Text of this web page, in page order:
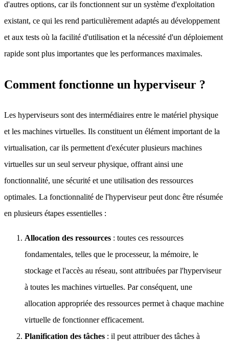
d'autres options, car ils fonctionnent sur un système d'exploitation
existant, ce qui les rend particulièrement adaptés au développement
et aux tests où la facilité d'utilisation et la nécessité d'un déploiement
rapide sont plus importantes que les performances maximales.
Comment fonctionne un hyperviseur ?
Les hyperviseurs sont des intermédiaires entre le matériel physique
et les machines virtuelles. Ils constituent un élément important de la
virtualisation, car ils permettent d'exécuter plusieurs machines
virtuelles sur un seul serveur physique, offrant ainsi une
fonctionnalité, une sécurité et une utilisation des ressources
optimales. La fonctionnalité de l'hyperviseur peut donc être résumée
en plusieurs étapes essentielles :
Allocation des ressources : toutes ces ressources
fondamentales, telles que le processeur, la mémoire, le
stockage et l'accès au réseau, sont attribuées par l'hyperviseur
à toutes les machines virtuelles. Par conséquent, une
allocation appropriée des ressources permet à chaque machine
virtuelle de fonctionner efficacement.
Planification des tâches : il peut attribuer des tâches à